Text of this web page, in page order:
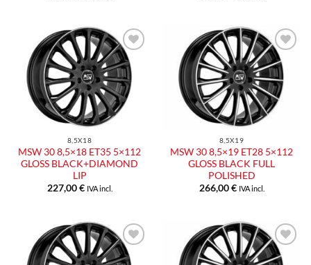
Aggiungi
alla lista
dei
desideri
8,5X18
MSW 30 8,5×18 ET35 5×112
GLOSS BLACK+DIAMOND
LIP
227,00€ IVA incl.
Aggiungi
alla lista
dei
desideri
8,5X19
MSW 30 8,5×19 ET28 5×112
GLOSS BLACK FULL
POLISHED
266,00€ IVA incl.
Aggiungi
Aggiungi